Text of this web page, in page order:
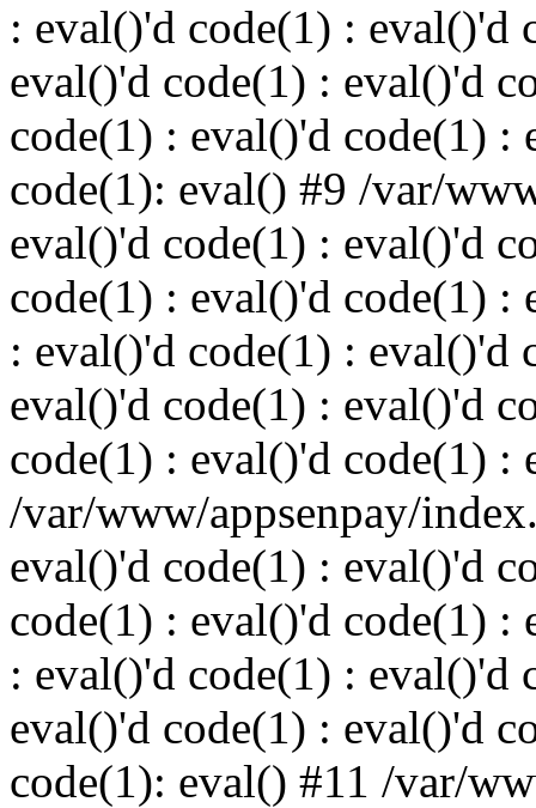
: eval()'d code(1) : eval()'d
eval()'d code(1) : eval()'d
code(1) : eval()'d code(1) :
code(1): eval() #9 /var/
eval()'d code(1) : eval()'d
code(1) : eval()'d code(1) :
: eval()'d code(1) : eval()'d
eval()'d code(1) : eval()'d
code(1) : eval()'d code(1) :
/var/www/appsenpay/
eval()'d code(1) : eval()'d
code(1) : eval()'d code(1) :
: eval()'d code(1) : eval()'d
eval()'d code(1) : eval()'d
code(1): eval() #11 /var/